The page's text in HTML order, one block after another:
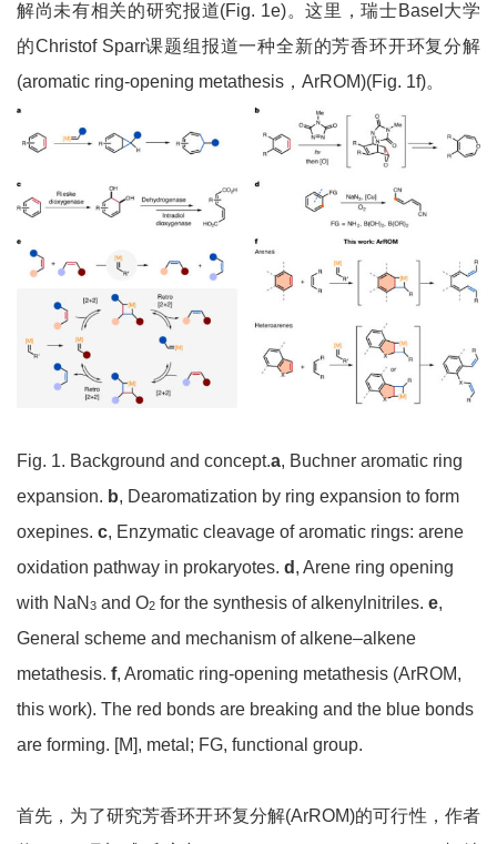
解尚未有相关的研究报道(Fig. 1e)。这里，瑞士Basel大学
的Christof Sparr课题组报道一种全新的芳香环开环复分解
(aromatic ring-opening metathesis，ArROM)(Fig. 1f)。
Fig. 1. Background and concept.a, Buchner aromatic ring
expansion. b, Dearomatization by ring expansion to form
oxepines. c, Enzymatic cleavage of aromatic rings: arene
oxidation pathway in prokaryotes. d , Arene ring opening
with NaN 3 and O2 for the synthesis of alkenylnitriles. e,
General scheme and mechanism of alkene–alkene
metathesis. f, Aromatic ring-opening metathesis (ArROM,
this work). The red bonds are breaking and the blue bonds
are forming. [M], metal; FG, functional group.
首先，为了研究芳香环开环复分解(ArROM)的可行性，作者